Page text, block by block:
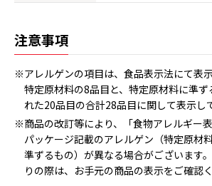
注意事項
※アレルゲンの項目は、食品表示法にて表
特定原材料の8品目と、特定原材料に準
れた20品目の合計28品目に関して表示し
※商品の改訂等により、「食物アレルギー
パッケージ記載のアレルゲン（特定原材
準ずるもの）が異なる場合がございます
りの際は、お手元の商品の表示をご確認く